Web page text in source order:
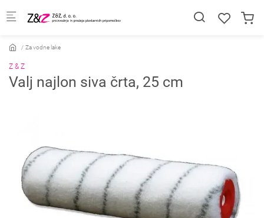
Za vodne lake
Z & Z
Valj najlon siva črta, 25 cm